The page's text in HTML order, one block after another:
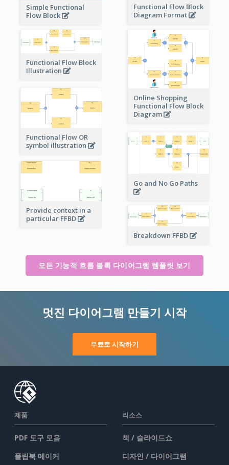
Functional Flow Block
Diagram Format
Simple Functional
Flow Block
Functional Flow Block
Illustration
Online Shopping
Functional Flow Block
Diagram
Functional Flow OR
symbol illustration
Go and No Go Paths
Provide context in a
particular FFBD
Breakdown FFBD
모든 기능적 흐름 블록 다이어그램 템플릿 보기
멋진 다이어그램 만들기 시작
무료로 시작하기
제품
PDF 도구 모음
플립북 메이커
리소스
책 / 슬라이드쇼
디자인 / 다이어그램